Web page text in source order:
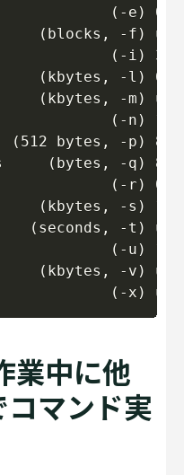
(-e) 0
(blocks, -f)
(-i)
(kbytes, -l) 64
(kbytes, -m)
(-n) 1024  ←ファ
bytes, -p) 8
(bytes, -q)
(-r) 0
(kbytes, -s)
-t)
(-u) 1024  ←
(kbytes, -v)
業中に他
マンド実